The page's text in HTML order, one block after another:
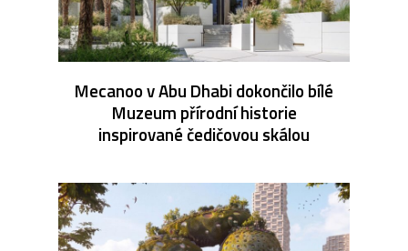
Mecanoo v Abu Dhabi dokončilo bílé
Muzeum přírodní historie
inspirované čedičovou skálou